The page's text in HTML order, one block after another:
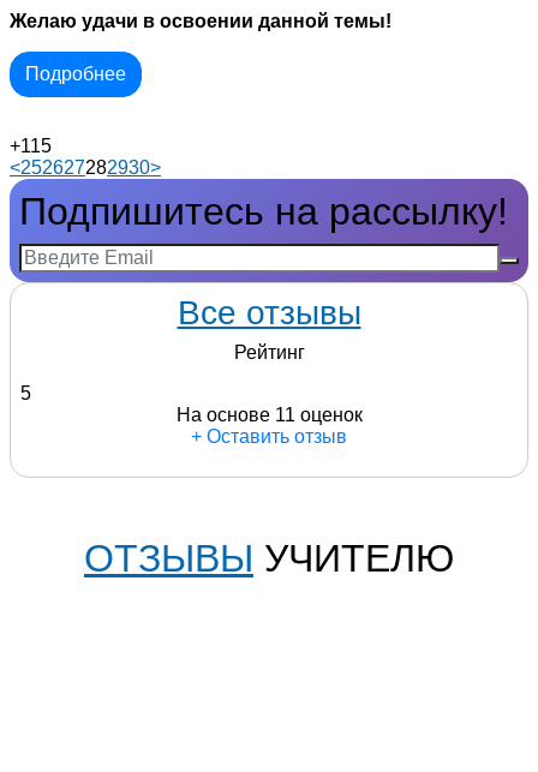
Желаю удачи в освоении данной темы!
Подробнее
+115
<252627282930>
Подпишитесь на рассылку!
Все отзывы
Рейтинг
5
На основе 11 оценок
+ Оставить отзыв
ОТЗЫВЫ УЧИТЕЛЮ